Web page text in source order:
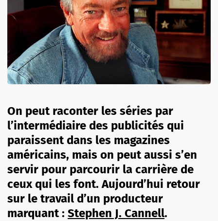
On peut raconter les séries par
l’intermédiaire des publicités qui
paraissent dans les magazines
américains, mais on peut aussi s’en
servir pour parcourir la carrière de
ceux qui les font. Aujourd’hui retour
sur le travail d’un producteur
marquant : Stephen J. Cannell.